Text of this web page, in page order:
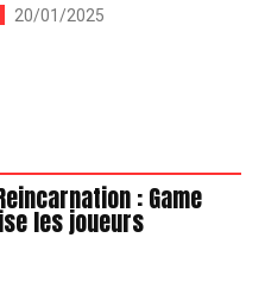
20/01/2025
: Game
les joueurs